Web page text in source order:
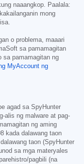
naaangkop. Paalala:
mong
o problema, maaari
sa pamamagitan
sa pamamagitan ng
MyAccount ng
agad sa SpyHunter
alis ng malware at pag-
ng aming
kada dalawang taon
taon (SpyHunter
sa mga materyales
pagbili (na